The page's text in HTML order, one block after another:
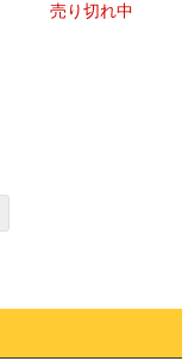
売り切れ中